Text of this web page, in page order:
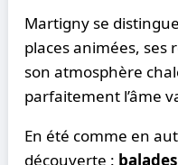
Martigny se
places animées,
son atmosphère
parfaitement l’âme
En été comme en
découverte :